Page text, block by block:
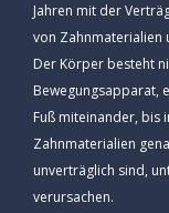
Jahren mit der
von Zahnmaterialien
Der Körper besteht
Bewegungsapparat,
Fuß miteinander, bis
Zahnmaterialien
unverträglich sind,
verursachen.